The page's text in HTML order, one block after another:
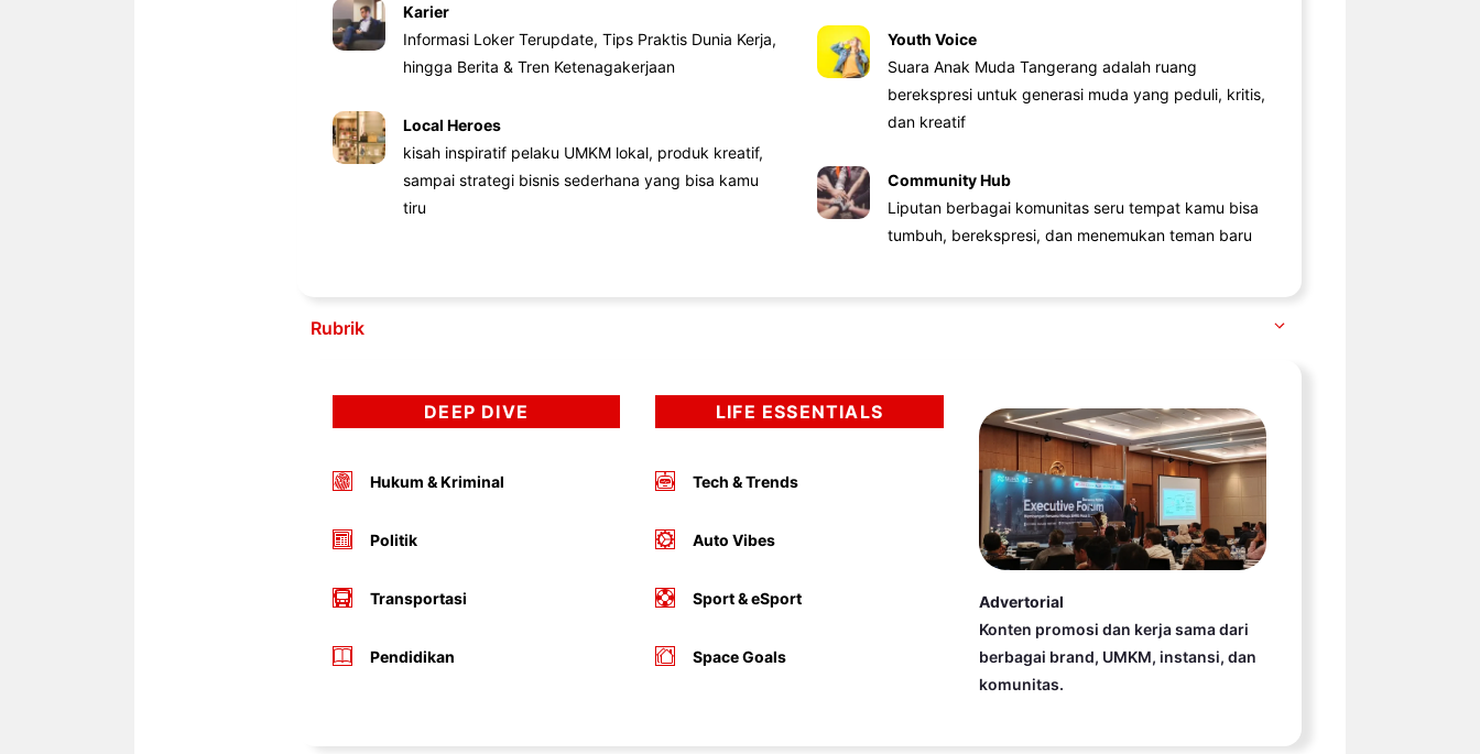
Karier
Informasi Loker Terupdate, Tips Praktis Dunia Kerja,
hingga Berita & Tren Ketenagakerjaan
Local Heroes
kisah inspiratif pelaku UMKM lokal, produk kreatif,
sampai strategi bisnis sederhana yang bisa kamu
tiru
Youth Voice
Suara Anak Muda Tangerang adalah ruang
berekspresi untuk generasi muda yang peduli, kritis,
dan kreatif
Community Hub
Liputan berbagai komunitas seru tempat kamu bisa
tumbuh, berekspresi, dan menemukan teman baru
Rubrik
DEEP DIVE
Hukum & Kriminal
Politik
Transportasi
Pendidikan
LIFE ESSENTIALS
Tech & Trends
Auto Vibes
Sport & eSport
Space Goals
Advertorial
Konten promosi dan kerja sama dari
berbagai brand, UMKM, instansi, dan
komunitas.